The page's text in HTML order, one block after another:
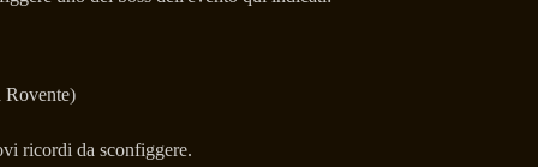
Rovente)
ricordi da sconfiggere.